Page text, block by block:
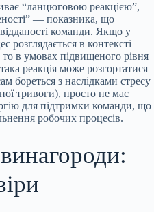
“ланцюговою реакцією”,
— показника, що
відданості команди. Якщо у
розглядається в контексті
то в умовах підвищеного рівня
реакція може розгортатися
бореться з наслідками стресу
тривоги), просто не має
для підтримки команди, що
робочих процесів.